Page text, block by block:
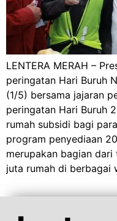
LENTERA MERAH –
peringatan Hari Buruh
(1/5) bersama jajaran
peringatan Hari Buruh
rumah subsidi bagi
program penyediaan
merupakan bagian
juta rumah di berbagai